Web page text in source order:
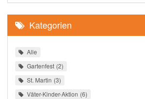
Kategorien
Alle
Gartenfest 2
St. Martin 3
Väter-Kinder-Aktion 6